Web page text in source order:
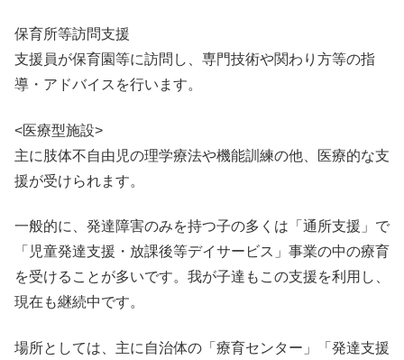
保育所等訪問支援
支援員が保育園等に訪問し、専門技術や関わり方等の指
導・アドバイスを行います。
<医療型施設>
主に肢体不自由児の理学療法や機能訓練の他、医療的な支
援が受けられます。
一般的に、発達障害のみを持つ子の多くは「通所支援」で
「児童発達支援・放課後等デイサービス」事業の中の療育
を受けることが多いです。我が子達もこの支援を利用し、
現在も継続中です。
場所としては、主に自治体の「療育センター」「発達支援